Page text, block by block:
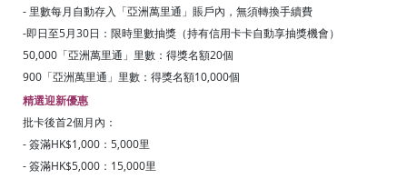
- 里數每月自動存入「亞洲萬里通」賬戶內，無須轉換手續費
-即日至5月30日：限時里數抽獎（持有信用卡卡自動享抽獎機會）
50,000「亞洲萬里通」里數：得獎名額20個
900「亞洲萬里通」里數：得獎名額10,000個
精選迎新優惠
批卡後首2個月內：
- 簽滿HK$1,000：5,000里
- 簽滿HK$5,000：15,000里